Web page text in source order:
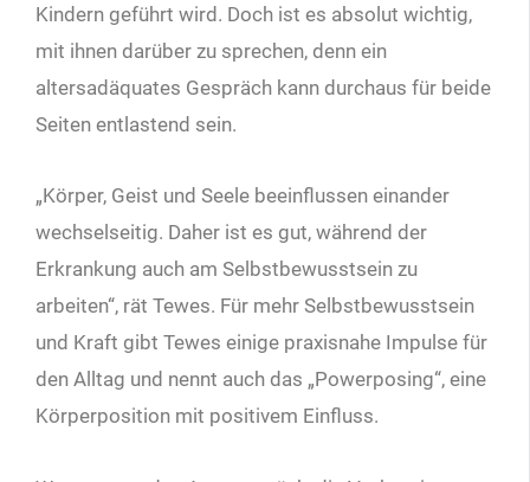
Kindern geführt wird. Doch ist es absolut wichtig,
mit ihnen darüber zu sprechen, denn ein
altersadäquates Gespräch kann durchaus für beide
Seiten entlastend sein.
„Körper, Geist und Seele beeinflussen einander
wechselseitig. Daher ist es gut, während der
Erkrankung auch am Selbstbewusstsein zu
arbeiten“, rät Tewes. Für mehr Selbstbewusstsein
und Kraft gibt Tewes einige praxisnahe Impulse für
den Alltag und nennt auch das „Powerposing“, eine
Körperposition mit positivem Einfluss.